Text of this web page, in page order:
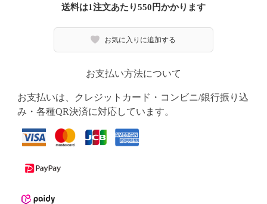
送料は1注文あたり550 円かかります
お気に入りに追加する
お支払い方法について
お支払いは、クレジットカード・コンビニ/銀行振り込
み・各種QR決済に対応しています。